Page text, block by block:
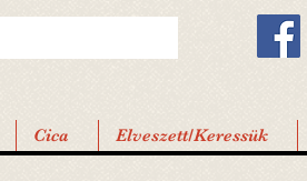
Cica Elveszett/Keressük